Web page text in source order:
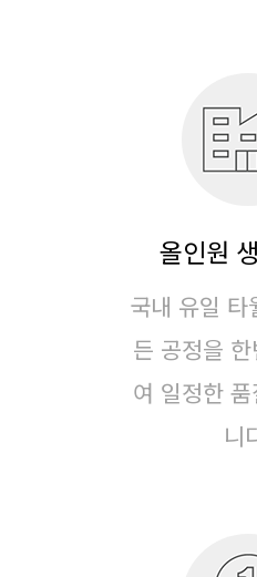
올인원
국내 유일
든 공정을
여 일정한
니